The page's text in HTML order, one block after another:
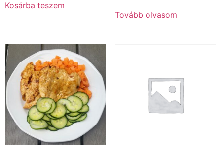
Kosárba teszem
Tovább olvasom